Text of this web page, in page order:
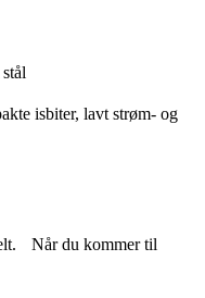
isbiter, lavt strøm- og
Når du kommer til